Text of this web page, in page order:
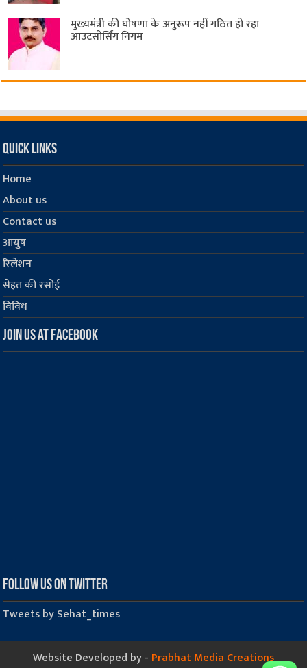
मुख्यमंत्री की घोषणा के अनुरूप नहीं गठित हो रहा
आउटसोर्सिंग निगम
Quick Links
Home
About us
Contact us
आयुष
रिलेशन
सेहत की रसोई
विविध
Join us at Facebook
Follow us on Twitter
Tweets by Sehat_times
Website Developed by - Prabhat Media Creations